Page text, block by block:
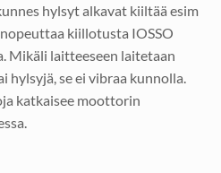
hylsyt alkavat kiiltää esim
kiillotusta IOSSO
Mikäli laitteeseen laitetaan
hylsyjä, se ei vibraa kunnolla.
katkaisee moottorin